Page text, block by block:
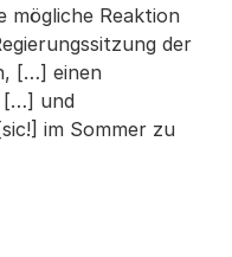
mögliche Reaktion
der
[…] einen
[…] und
im Sommer zu